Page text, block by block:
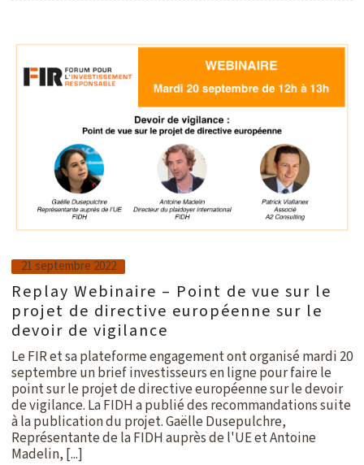
21 septembre 2022
Replay Webinaire – Point de vue sur le
projet de directive européenne sur le
devoir de vigilance
Le FIR et sa plateforme engagement ont organisé mardi 20
septembre un brief investisseurs en ligne pour faire le
point sur le projet de directive européenne sur le devoir
de vigilance. La FIDH a publié des recommandations suite
à la publication du projet. Gaëlle Dusepulchre,
Représentante de la FIDH auprès de l'UE et Antoine
Madelin, [...]